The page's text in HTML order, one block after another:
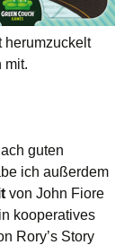
herumzuckelt
mit.
guten
ich außerdem
von John Fiore
kooperatives
Rory’s Story